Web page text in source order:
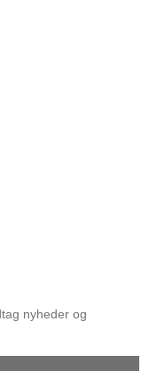
nyheder og